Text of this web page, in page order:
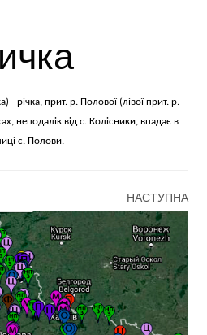
річка, прит. р. Полової (лівої прит. р.
неподалік від с. Колісники, впадає в
с. Полови.
НАСТУПНА